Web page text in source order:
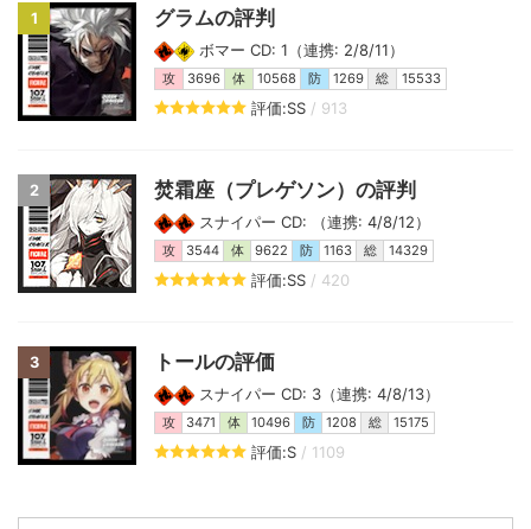
1 グラムの評判
ボマー CD: 1（連携: 2/8/11）
攻 3696 体 10568 防 1269 総 15533
評価:SS / 913
2 焚霜座（プレゲソン）の評判
スナイパー CD: （連携: 4/8/12）
攻 3544 体 9622 防 1163 総 14329
評価:SS / 420
3 トールの評価
スナイパー CD: 3（連携: 4/8/13）
攻 3471 体 10496 防 1208 総 15175
評価:S / 1109